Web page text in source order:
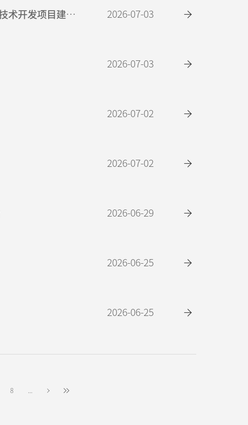
AI用超低介损电子级Q布中试技术开发项目建筑工程招标公告AI用超低介损电子级Q布中试技术开发项目建筑工程招标公告 2026-07-03
2026-07-03
2026-07-02
2026-07-02
2026-06-29
2026-06-25
2026-06-25
8